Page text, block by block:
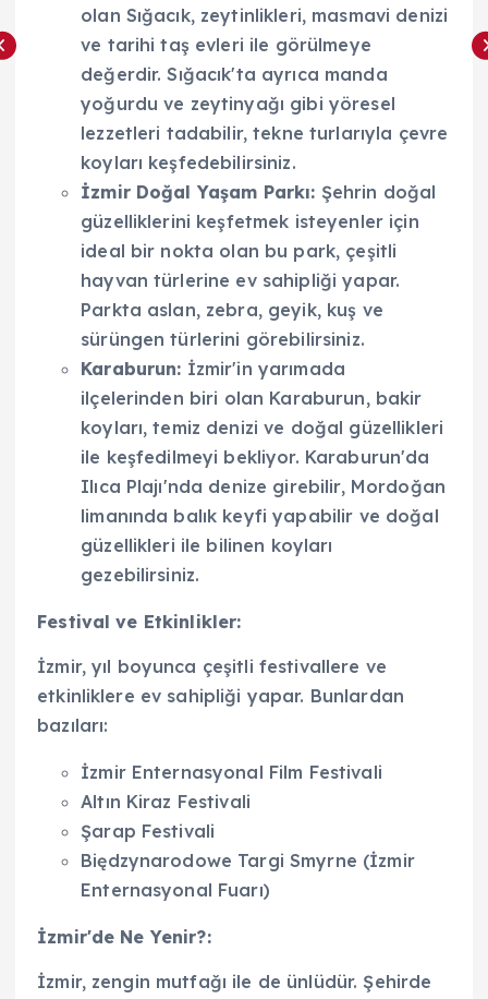
olan Sığacık, zeytinlikleri, masmavi denizi
ve tarihi taş evleri ile görülmeye
değerdir. Sığacık'ta ayrıca manda
yoğurdu ve zeytinyağı gibi yöresel
lezzetleri tadabilir, tekne turlarıyla çevre
koyları keşfedebilirsiniz.
İzmir Doğal Yaşam Parkı: Şehrin doğal
güzelliklerini keşfetmek isteyenler için
ideal bir nokta olan bu park, çeşitli
hayvan türlerine ev sahipliği yapar.
Parkta aslan, zebra, geyik, kuş ve
sürüngen türlerini görebilirsiniz.
Karaburun: İzmir'in yarımada
ilçelerinden biri olan Karaburun, bakir
koyları, temiz denizi ve doğal güzellikleri
ile keşfedilmeyi bekliyor. Karaburun'da
Ilıca Plajı'nda denize girebilir, Mordoğan
limanında balık keyfi yapabilir ve doğal
güzellikleri ile bilinen koyları
gezebilirsiniz.
Festival ve Etkinlikler:
İzmir, yıl boyunca çeşitli festivallere ve
etkinliklere ev sahipliği yapar. Bunlardan
bazıları:
İzmir Enternasyonal Film Festivali
Altın Kiraz Festivali
Şarap Festivali
Biędzynarodowe Targi Smyrne (İzmir
Enternasyonal Fuarı)
İzmir'de Ne Yenir?:
İzmir, zengin mutfağı ile de ünlüdür. Şehirde